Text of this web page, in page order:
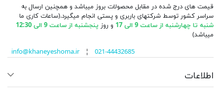
قیمت های درج شده در مقابل محصولات بروز میباشد و همچنین ارسال به
سراسر کشور توسط شرکتهای باربری و پستی انجام میگیرد.(ساعات کاری ما
شنبه تا چهارشنبه از ساعت 9 الی 17
و روز پنجشنبه از ساعت 9 الی 12:30
میباشد)
info@khaneyeshoma.ir¦ 021-44432685
اطلاعات